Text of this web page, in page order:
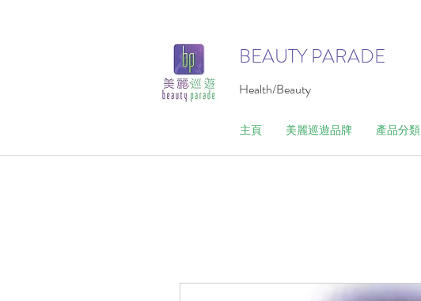
BEAUTY PARADE
Health/Beauty
主頁 美麗巡遊品牌 產品分類